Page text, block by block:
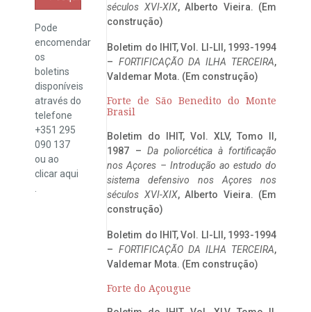
Pode
encomendar
os
boletins
disponíveis
através do
telefone
+351 295
090 137
ou ao
clicaraqui
séculos XVI-XIX, Alberto Vieira. (Em
construção)
Boletim do IHIT, Vol. LI-LII, 1993-1994
– FORTIFICAÇÃO DA ILHA TERCEIRA,
Valdemar Mota. (Em construção)
Forte de São Benedito do Monte
Brasil
Boletim do IHIT, Vol. XLV, Tomo II,
1987 – Da poliorcética à fortificação
nos Açores – Introdução ao estudo do
sistema defensivo nos Açores nos
séculos XVI-XIX, Alberto Vieira. (Em
construção)
Boletim do IHIT, Vol. LI-LII, 1993-1994
– FORTIFICAÇÃO DA ILHA TERCEIRA,
Valdemar Mota. (Em construção)
Forte do Açougue